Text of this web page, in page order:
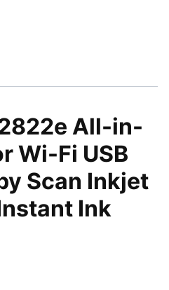
All-in-
Wi-Fi USB
Scan Inkjet
Ink